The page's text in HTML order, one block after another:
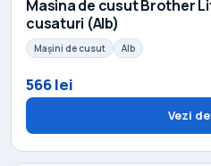
Masina de cusut Brother
cusaturi (Alb)
Mașini de cusut Alb
566 lei
Vezi